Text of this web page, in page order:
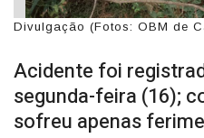
Divulgação (Fotos: OBM de
Acidente foi
segunda-feira (16);
sofreu apenas